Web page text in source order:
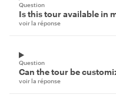
Question
Is this tour available in
voir la réponse
Question
Can the tour be
voir la réponse